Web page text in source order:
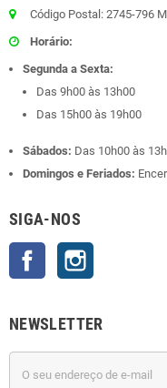
Código Postal: 2745-796
Horário:
Segunda a Sexta:
Das 9h00 às 13h00
Das 15h00 às 19h00
Sábados: Das 10h00 às
Domingos e Feriados:
SIGA-NOS
Facebook
NEWSLETTER